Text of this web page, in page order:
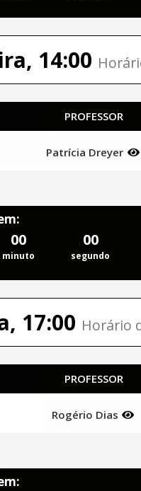
14:00
PROFESSOR
Patrícia Dreyer
00
minuto
00
segundo
17:00 Horário
PROFESSOR
Rogério Dias